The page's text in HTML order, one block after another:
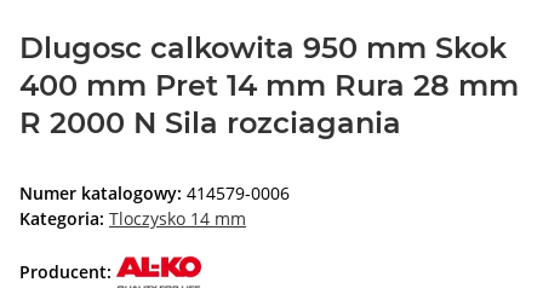
Dlugosc calkowita 950 mm Skok
400 mm Pret 14 mm Rura 28 mm
R 2000 N Sila rozciagania
Numer katalogowy: 414579-0006
Kategoria: Tloczysko 14 mm
Producent: